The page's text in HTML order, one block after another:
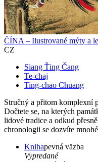
ČÍNA – Ilustrované mýty a
CZ
Siang Ťing Čang
Te-chaj
Ting-chao Chuang
Stručný a přitom komplexní
Dočtete se, na kterých
lidové tradice a odkud
chronologii se dozvíte
Knihapevná väzba
Vypredané